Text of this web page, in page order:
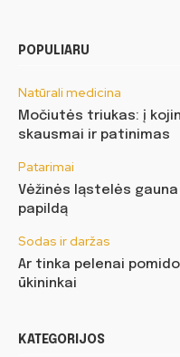
POPULIARU
Natūrali medicina
Močiutės triukas: į
skausmai ir patinimas
Patarimai
Vėžinės ląstelės
papildą
Sodas ir daržas
Ar tinka pelenai
ūkininkai
KATEGORIJOS